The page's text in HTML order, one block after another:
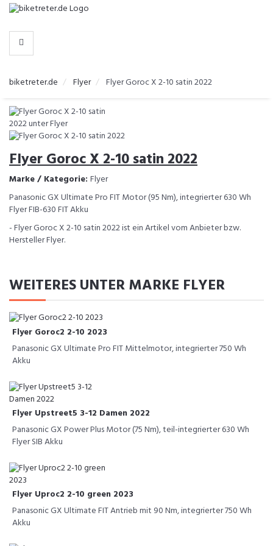
-
HERSTELLER
biketreter.de Flyer Flyer Goroc X 2-10 satin 2022
Flyer Goroc X 2-10 satin 2022
Marke / Kategorie: Flyer
Panasonic GX Ultimate Pro FIT Motor (95 Nm), integrierter 630 Wh
Flyer FIB-630 FIT Akku
- Flyer Goroc X 2-10 satin 2022 ist ein Artikel vom Anbieter bzw.
Hersteller Flyer.
WEITERES UNTER MARKE FLYER
Flyer Goroc2 2-10 2023
Panasonic GX Ultimate Pro FIT Mittelmotor, integrierter 750 Wh
Akku
Flyer Upstreet5 3-12 Damen 2022
Panasonic GX Power Plus Motor (75 Nm), teil-integrierter 630 Wh
Flyer SIB Akku
Flyer Uproc2 2-10 green 2023
Panasonic GX Ultimate FIT Antrieb mit 90 Nm, integrierter 750 Wh
Akku